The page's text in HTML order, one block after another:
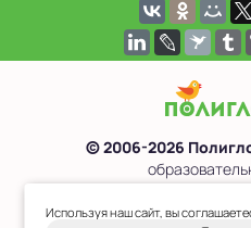
© 2006-2026
Используя наш сайт, вы